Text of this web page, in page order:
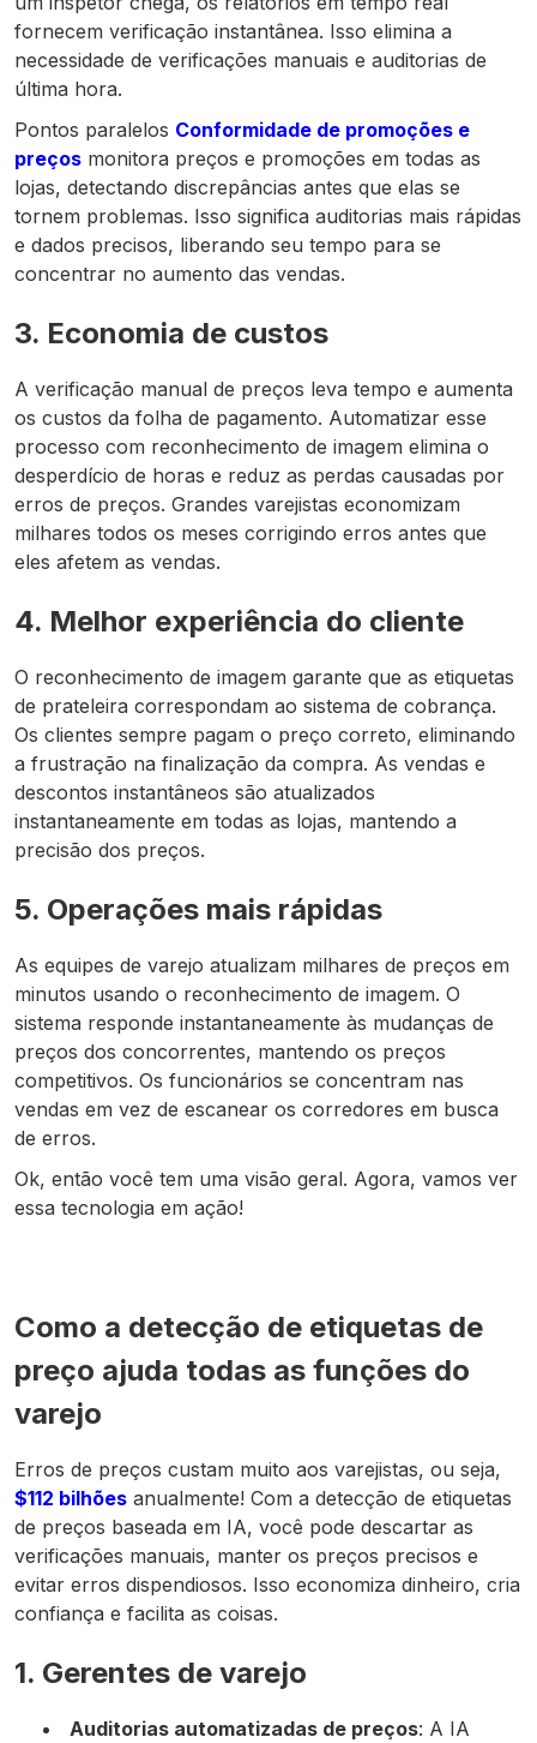
fornecem verificação instantânea. Isso elimina a
necessidade de verificações manuais e auditorias de
última hora.
Pontos paralelos Conformidade de promoções e
preços monitora preços e promoções em todas as
lojas, detectando discrepâncias antes que elas se
tornem problemas. Isso significa auditorias mais rápidas
e dados precisos, liberando seu tempo para se
concentrar no aumento das vendas.
3. Economia de custos
A verificação manual de preços leva tempo e aumenta
os custos da folha de pagamento. Automatizar esse
processo com reconhecimento de imagem elimina o
desperdício de horas e reduz as perdas causadas por
erros de preços. Grandes varejistas economizam
milhares todos os meses corrigindo erros antes que
eles afetem as vendas.
4. Melhor experiência do cliente
O reconhecimento de imagem garante que as etiquetas
de prateleira correspondam ao sistema de cobrança.
Os clientes sempre pagam o preço correto, eliminando
a frustração na finalização da compra. As vendas e
descontos instantâneos são atualizados
instantaneamente em todas as lojas, mantendo a
precisão dos preços.
5. Operações mais rápidas
As equipes de varejo atualizam milhares de preços em
minutos usando o reconhecimento de imagem. O
sistema responde instantaneamente às mudanças de
preços dos concorrentes, mantendo os preços
competitivos. Os funcionários se concentram nas
vendas em vez de escanear os corredores em busca
de erros.
Ok, então você tem uma visão geral. Agora, vamos ver
essa tecnologia em ação!
Como a detecção de etiquetas de
preço ajuda todas as funções do
varejo
Erros de preços custam muito aos varejistas, ou seja,
$112 bilhões anualmente! Com a detecção de etiquetas
de preços baseada em IA, você pode descartar as
verificações manuais, manter os preços precisos e
evitar erros dispendiosos. Isso economiza dinheiro, cria
confiança e facilita as coisas.
1. Gerentes de varejo
Auditorias automatizadas de preços: A IA